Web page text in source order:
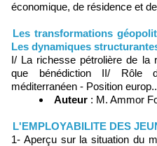
économique, de résidence et
Les transformations
Les dynamiques
I/ La richesse pétrolière de la
que bénédiction II/ Rôle
méditerranéen - Position
Auteur : M. Ammor
L'EMPLOYABILITE DES
1- Aperçu sur la situation du